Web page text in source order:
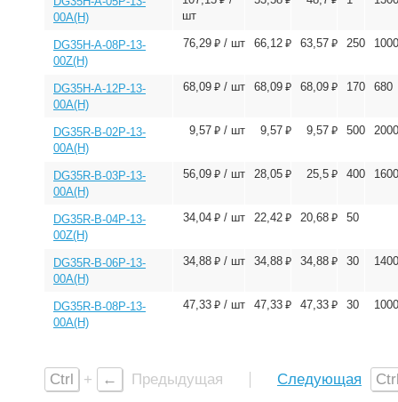
00A(H)
шт
DG35H-A-08P-13-
00Z(H)
76,29 ⃏ / шт 66,12 ⃏ 63,57 ⃏ 250 1000
DG35H-A-12P-13-
00A(H)
68,09 ⃏ / шт 68,09 ⃏ 68,09 ⃏ 170 680
DG35R-B-02P-13-
00A(H)
9,57 ⃏ / шт 9,57 ⃏ 9,57 ⃏ 500 2000
DG35R-B-03P-13-
00A(H)
56,09 ⃏ / шт 28,05 ⃏ 25,5 ⃏ 400 1600
DG35R-B-04P-13-
00Z(H)
34,04 ⃏ / шт 22,42 ⃏ 20,68 ⃏ 50
DG35R-B-06P-13-
00A(H)
34,88 ⃏ / шт 34,88 ⃏ 34,88 ⃏ 30 1400
DG35R-B-08P-13-
00A(H)
47,33 ⃏ / шт 47,33 ⃏ 47,33 ⃏ 30 1000
Ctrl + ← Предыдущая Следующая